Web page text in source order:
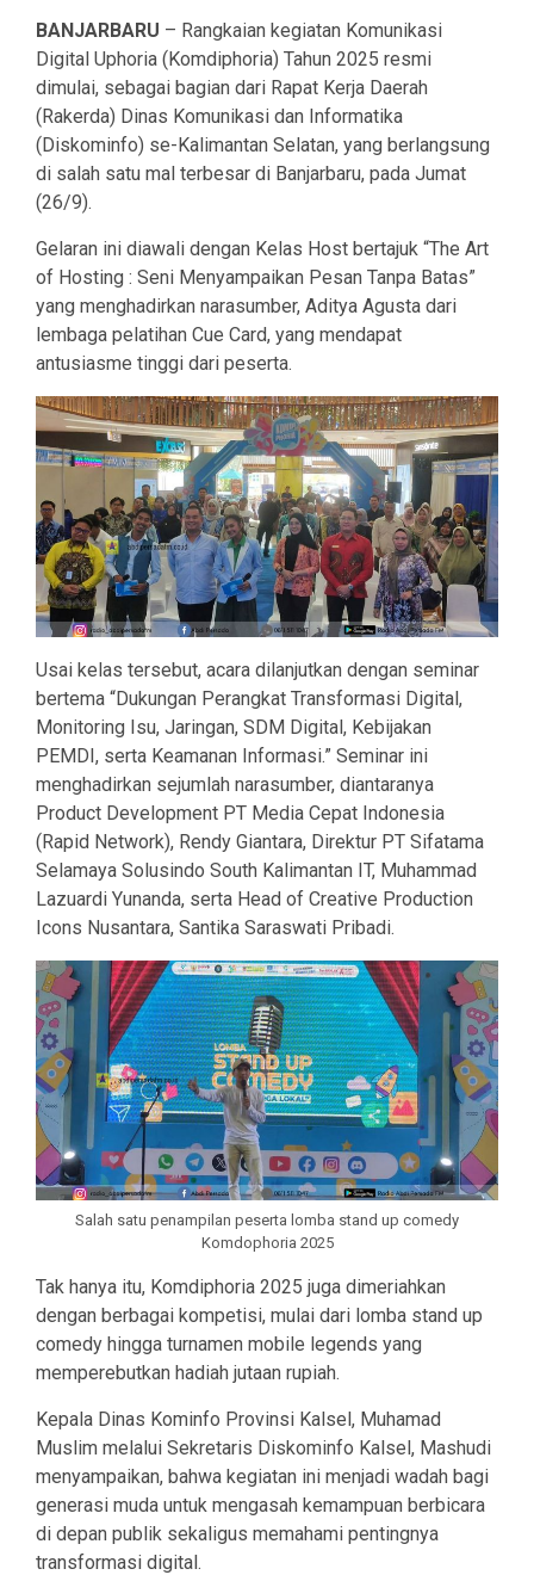
BANJARBARU – Rangkaian kegiatan Komunikasi
Digital Uphoria (Komdiphoria) Tahun 2025 resmi
dimulai, sebagai bagian dari Rapat Kerja Daerah
(Rakerda) Dinas Komunikasi dan Informatika
(Diskominfo) se-Kalimantan Selatan, yang berlangsung
di salah satu mal terbesar di Banjarbaru, pada Jumat
(26/9).
Gelaran ini diawali dengan Kelas Host bertajuk “The Art
of Hosting : Seni Menyampaikan Pesan Tanpa Batas”
yang menghadirkan narasumber, Aditya Agusta dari
lembaga pelatihan Cue Card, yang mendapat
antusiasme tinggi dari peserta.
Usai kelas tersebut, acara dilanjutkan dengan seminar
bertema “Dukungan Perangkat Transformasi Digital,
Monitoring Isu, Jaringan, SDM Digital, Kebijakan
PEMDI, serta Keamanan Informasi.” Seminar ini
menghadirkan sejumlah narasumber, diantaranya
Product Development PT Media Cepat Indonesia
(Rapid Network), Rendy Giantara, Direktur PT Sifatama
Selamaya Solusindo South Kalimantan IT, Muhammad
Lazuardi Yunanda, serta Head of Creative Production
Icons Nusantara, Santika Saraswati Pribadi.
Salah satu penampilan peserta lomba stand up comedy
Komdophoria 2025
Tak hanya itu, Komdiphoria 2025 juga dimeriahkan
dengan berbagai kompetisi, mulai dari lomba stand up
comedy hingga turnamen mobile legends yang
memperebutkan hadiah jutaan rupiah.
Kepala Dinas Kominfo Provinsi Kalsel, Muhamad
Muslim melalui Sekretaris Diskominfo Kalsel, Mashudi
menyampaikan, bahwa kegiatan ini menjadi wadah bagi
generasi muda untuk mengasah kemampuan berbicara
di depan publik sekaligus memahami pentingnya
transformasi digital.